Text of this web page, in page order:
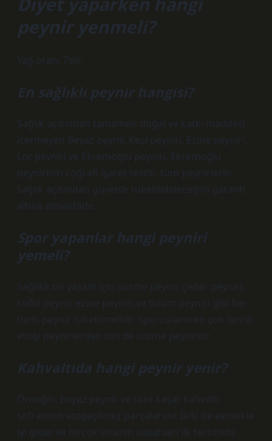
peynir yenmeli?
Yağ oranı 7’dir.
En sağlıklı peynir hangisi?
Sağlık açısından tamamen doğal ve katkı maddesi
içermeyen Beyaz peynir, Keçi peyniri, Ezine peyniri,
Lor peyniri ve Ekremoğlu peyniri. Ekremoğlu
peynirinin coğrafi işaret tescili, tüm peynirlerin
sağlık açısından güvenle tüketilebileceğini garanti
altına almaktadır.
Spor yapanlar hangi peyniri
yemeli?
Sağlıklı bir yaşam için süzme peynir, çedar peyniri,
küflü peynir, ezine peyniri ve tulum peyniri gibi her
türlü peynir tüketilmelidir. Sporcuların en çok tercih
ettiği peynirlerden biri de süzme peynirdir.
Kahvaltıda hangi peynir yenir?
Örneğin, beyaz peynir ve taze kaşar kahvaltı
sofrasının vazgeçilmez parçalarıdır. İkisi de ekmekle
iyi gider ve birçok insanın sabahları ilk tercihidir.